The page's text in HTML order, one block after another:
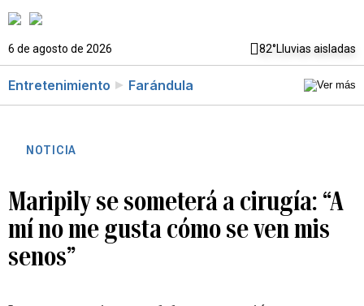
6 de agosto de 2026 82°Lluvias aisladas
Entretenimiento Farándula
NOTICIA
Maripily se someterá a cirugía: “A
mí no me gusta cómo se ven mis
senos”